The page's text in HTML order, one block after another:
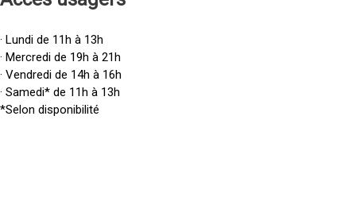
· Lundi de 11h à 13h
· Mercredi de 19h à 21h
· Vendredi de 14h à 16h
· Samedi* de 11h à 13h
*Selon disponibilité